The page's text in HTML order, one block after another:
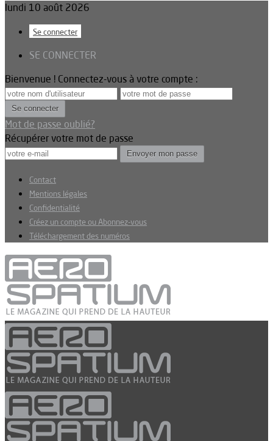
lundi 10 août 2026
Se connecter
SE CONNECTER
Bienvenue ! Connectez-vous à votre compte :
Mot de passe oublié?
Récupérer votre mot de passe
Contact
Mentions légales
Confidentialité
Créez un compte ou Abonnez-vous
Téléchargement des numéros